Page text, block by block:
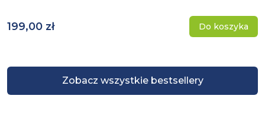
Zobacz wszystkie bestsellery
199,00 zł Do koszyka